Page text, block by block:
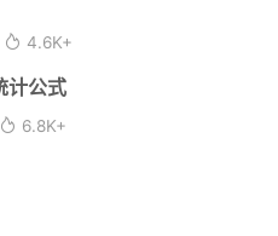
4.6K+
计公式
6.8K+